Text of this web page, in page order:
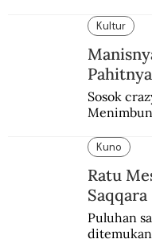
enam
Kultur
Sosok
Kuno
Ratu
Saqqara
Puluhan